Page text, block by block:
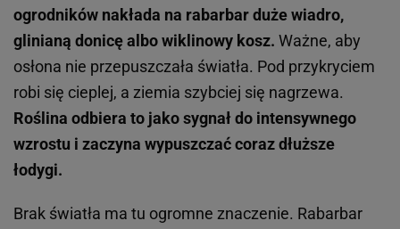
ogrodników nakłada na rabarbar duże wiadro,
glinianą donicę albo wiklinowy kosz. Ważne, aby
osłona nie przepuszczała światła. Pod przykryciem
robi się cieplej, a ziemia szybciej się nagrzewa.
Roślina odbiera to jako sygnał do intensywnego
wzrostu i zaczyna wypuszczać coraz dłuższe
łodygi.
Brak światła ma tu ogromne znaczenie. Rabarbar